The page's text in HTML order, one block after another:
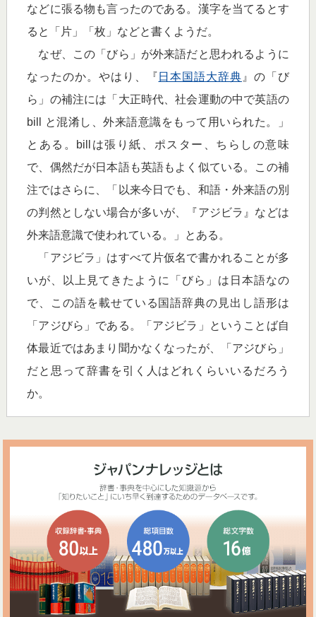
などに張る物も言ったのである。漢字を当てるとす
ると「片」「枚」などと書くようだ。
なぜ、この「びら」が外来語だと思われるように
なったのか。やはり、『 日本国語大辞典 』の「び
ら」の補注には「大正時代、社会運動の中で英語の
bill と混淆し、外来語意識をもって用いられた。」
とある。billは張り紙、ポスター、ちらしの意味
で、偶然だが日本語も英語もよく似ている。この補
注ではさらに、「以来今日でも、和語・外来語の別
の判然としない場合が多いが、『アジビラ』などは
外来語意識で使われている。」とある。
「アジビラ」はすべて片仮名で書かれることが多
いが、以上見てきたように「びら」は日本語なの
で、この語を載せている国語辞典の見出し語形は
「アジびら」である。「アジビラ」ということば自
体最近ではあまり聞かなくなったが、「アジびら」
だと思って辞書を引く人はどれくらいいるだろう
か。